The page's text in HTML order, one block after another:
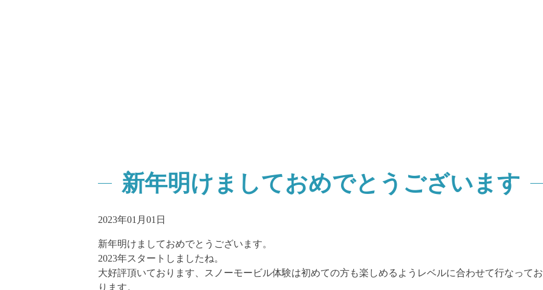
新年明けましておめでとうございます
2023年01月01日
新年明けましておめでとうございます。
2023年スタートしましたね。
大好評頂いております、スノーモービル体験は初めての方も楽しめるようレベルに合わせて行なってお
ります。